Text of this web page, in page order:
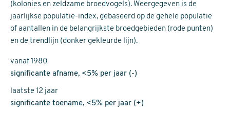
(kolonies en zeldzame broedvogels). Weergegeven is de
jaarlijkse populatie-index, gebaseerd op de gehele populatie
of aantallen in de belangrijkste broedgebieden (rode punten)
en de trendlijn (donker gekleurde lijn).
vanaf 1980
significante afname, <5% per jaar (-)
laatste 12 jaar
significante toename, <5% per jaar (+)